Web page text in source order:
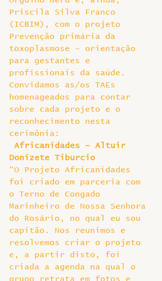
Priscila Silva Franco
(ICBIM), com o projeto
Prevenção primária da
toxoplasmose – orientação
para gestantes e
profissionais da saúde.
Convidamos as/os TAEs
homenageados para contar
sobre cada projeto e o
reconhecimento nesta
cerimônia:
Africanidades – Altuir
Donizete Tiburcio
“O Projeto Africanidades
foi criado em parceria com
o Terno de Congado
Marinheiro de Nossa Senhora
do Rosário, no qual eu sou
capitão. Nos reunimos e
resolvemos criar o projeto
e, a partir disto, foi
criada a agenda na qual o
grupo retrata em fotos e